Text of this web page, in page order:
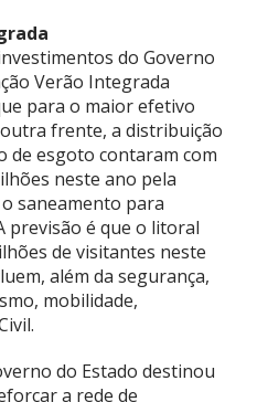
do Governo
Verão Integrada
para o maior efetivo
frente, a distribuição
de esgoto contaram com
neste ano pela
saneamento para
previsão é que o litoral
de visitantes neste
além da segurança,
mobilidade,
do Estado destinou
a rede de